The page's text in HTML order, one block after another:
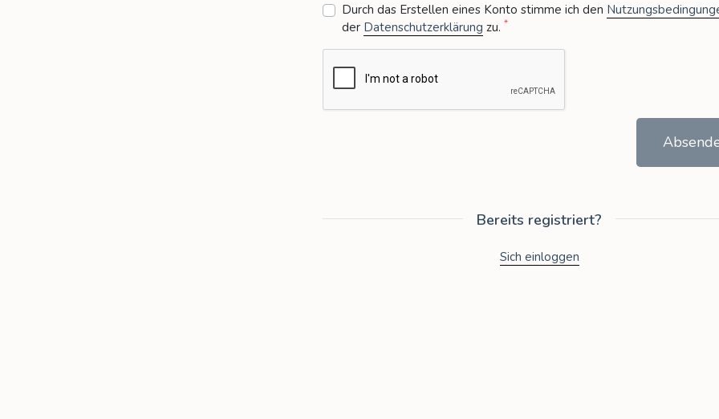
Durch das Erstellen eines Konto stimme ich den
der Datenschutzerklärung zu. *
Bereits registriert?
Sich einloggen